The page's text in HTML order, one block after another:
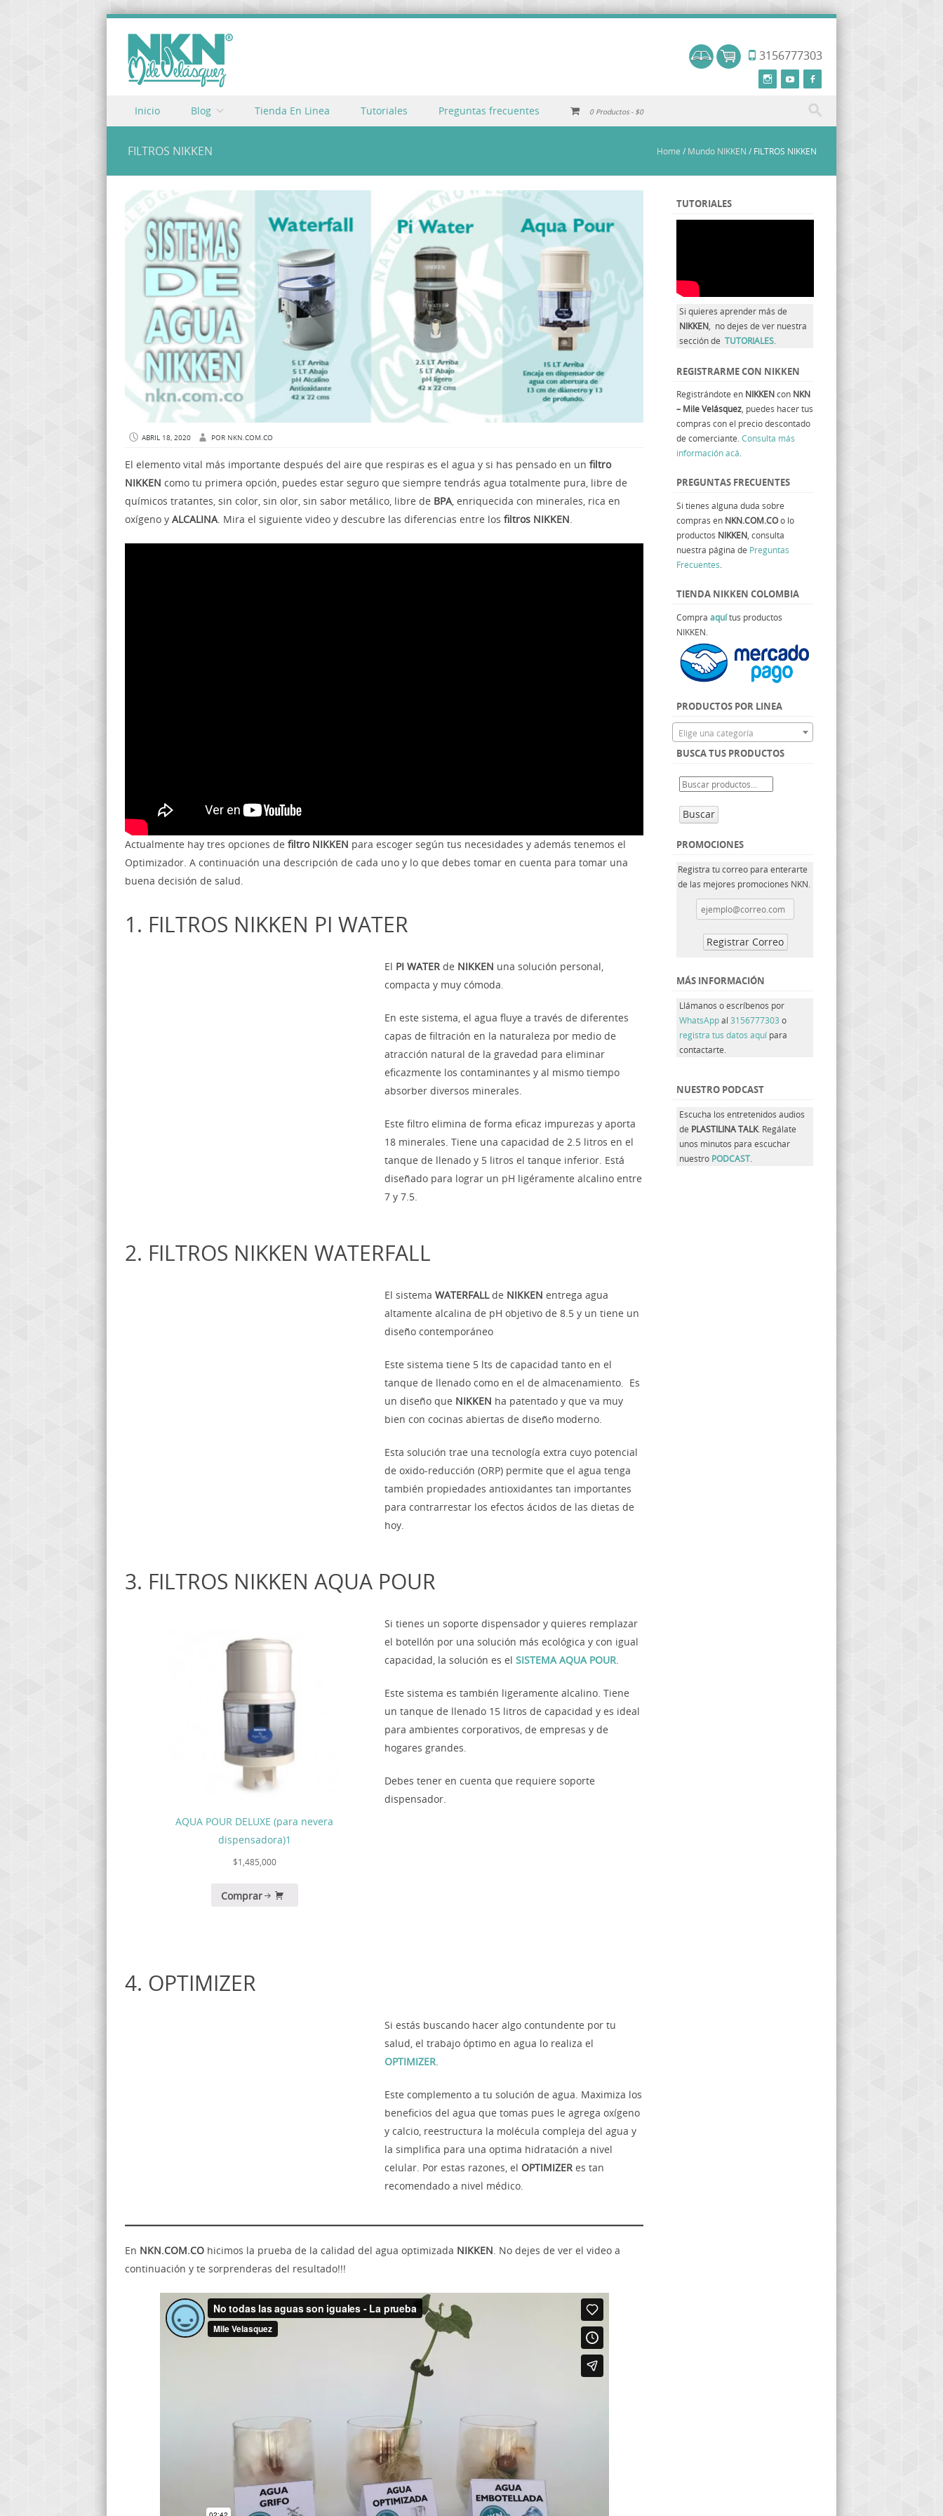
3156777303
Menu
Skip to content
Inicio Blog Tienda En Linea Tutoriales Preguntas frecuentes 0 Productos $0
FILTROS NIKKEN Home / Mundo NIKKEN / FILTROS NIKKEN
ABRIL 18, 2020 POR NKN.COM.CO
El elemento vital más importante después del aire que respiras es el agua y si has pensado en un filtro
NIKKEN como tu primera opción, puedes estar seguro que siempre tendrás agua totalmente pura, libre de
químicos tratantes, sin color, sin olor, sin sabor metálico, libre de BPA, enriquecida con minerales, rica en
oxígeno y ALCALINA. Mira el siguiente video y descubre las diferencias entre los filtros NIKKEN.
Actualmente hay tres opciones de filtro NIKKEN para escoger según tus necesidades y además tenemos el
Optimizador. A continuación una descripción de cada uno y lo que debes tomar en cuenta para tomar una
buena decisión de salud.
1. FILTROS NIKKEN PI WATER
El PI WATER de NIKKEN una solución personal,
compacta y muy cómoda.
En este sistema, el agua fluye a través de diferentes
capas de filtración en la naturaleza por medio de
atracción natural de la gravedad para eliminar
eficazmente los contaminantes y al mismo tiempo
absorber diversos minerales.
Este filtro elimina de forma eficaz impurezas y aporta
18 minerales. Tiene una capacidad de 2.5 litros en el
tanque de llenado y 5 litros el tanque inferior. Está
diseñado para lograr un pH ligéramente alcalino entre
7 y 7.5.
2. FILTROS NIKKEN WATERFALL
El sistema WATERFALLde NIKKEN entrega agua
altamente alcalina de pH objetivo de 8.5 y un tiene un
diseño contemporáneo
Este sistema tiene 5 lts de capacidad tanto en el
tanque de llenado como en el de almacenamiento. Es
un diseño que NIKKEN ha patentado y que va muy
bien con cocinas abiertas de diseño moderno.
Esta solución trae una tecnología extra cuyo potencial
de oxido-reducción (ORP) permite que el agua tenga
también propiedades antioxidantes tan importantes
para contrarrestar los efectos ácidos de las dietas de
hoy.
3. FILTROS NIKKEN AQUA POUR
AQUA POUR DELUXE (para nevera
dispensadora)1
$1,485,000
Comprar
Si tienes un soporte dispensador y quieres remplazar
el botellón por una solución más ecológica y con igual
capacidad, la solución es el SISTEMA AQUA POUR.
Este sistema es también ligeramente alcalino. Tiene
un tanque de llenado 15 litros de capacidad y es ideal
para ambientes corporativos, de empresas y de
hogares grandes.
Debes tener en cuenta que requiere soporte
dispensador.
4. OPTIMIZER
Si estás buscando hacer algo contundente por tu
salud, el trabajo óptimo en agua lo realiza el
OPTIMIZER.
Este complemento a tu solución de agua. Maximiza los
beneficios del agua que tomas pues le agrega oxígeno
y calcio, reestructura la molécula compleja del agua y
la simplifica para una optima hidratación a nivel
celular. Por estas razones, el OPTIMIZERes tan
recomendado a nivel médico.
En NKN.COM.CO hicimos la prueba de la calidad del agua optimizada NIKKEN. No dejes de ver el video a
continuación y te sorprenderas del resultado!!!
TUTORIALES
Si quieres aprender más de
NIKKEN, no dejes de ver nuestra
sección de TUTORIALES.
REGISTRARME CON NIKKEN
Registrándote en NIKKENcon NKN
– Mile Velásquez, puedes hacer tus
compras con el precio descontado
de comerciante.Consulta más
información acá.
PREGUNTAS FRECUENTES
Si tienes alguna duda sobre
compras en NKN.COM.COo lo
productos NIKKEN, consulta
nuestra página de Preguntas
Frecuentes.
TIENDA NIKKEN COLOMBIA
Compra aquí tus productos
NIKKEN.
PRODUCTOS POR LINEA
Elige una categoría
BUSCA TUS PRODUCTOS
Buscar
PROMOCIONES
Registra tu correo para enterarte
de las mejores promociones NKN.
MÁS INFORMACIÓN
Llámanos o escríbenos por
WhatsAppal 3156777303 o
registra tus datos aquí para
contactarte.
NUESTRO PODCAST
Escucha los entretenidos audios
de PLASTILINA TALK. Regálate
unos minutos para escuchar
nuestro PODCAST.